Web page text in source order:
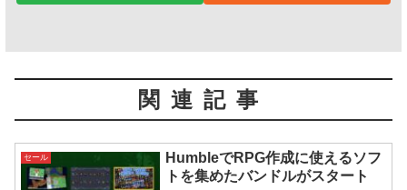
関連記事
セール
HumbleでRPG作成に使えるソフ
トを集めたバンドルがスタート